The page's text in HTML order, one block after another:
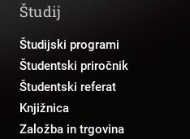
Študij
Študijski programi
Študentski priročnik
Študentski referat
Knjižnica
Založba in trgovina